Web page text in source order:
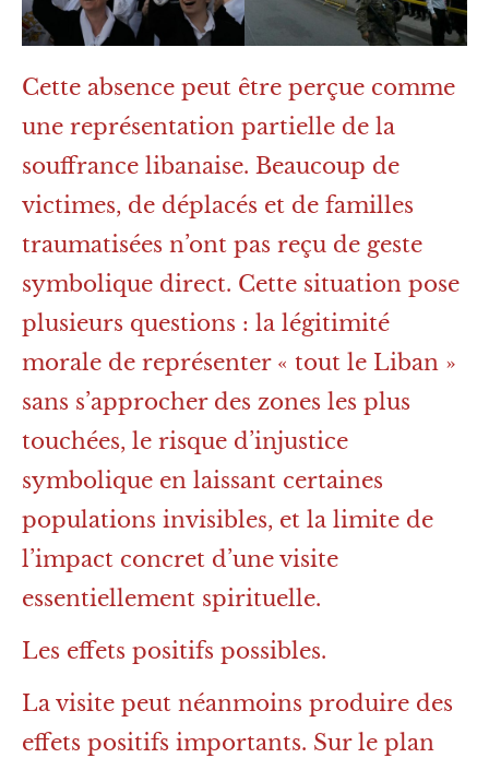
Cette absence peut être perçue comme
une représentation partielle de la
souffrance libanaise. Beaucoup de
victimes, de déplacés et de familles
traumatisées n’ont pas reçu de geste
symbolique direct. Cette situation pose
plusieurs questions : la légitimité
morale de représenter « tout le Liban »
sans s’approcher des zones les plus
touchées, le risque d’injustice
symbolique en laissant certaines
populations invisibles, et la limite de
l’impact concret d’une visite
essentiellement spirituelle.
Les effets positifs possibles.
La visite peut néanmoins produire des
effets positifs importants. Sur le plan